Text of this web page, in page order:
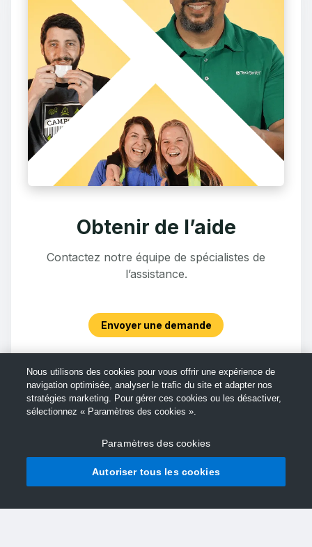
Obtenir de l’aide
Contactez notre équipe de spécialistes de
l’assistance.
Envoyer une demande
Nous utilisons des cookies pour vous offrir une expérience de
navigation optimisée, analyser le trafic du site et adapter nos
stratégies marketing. Pour gérer ces cookies ou les désactiver,
sélectionnez « Paramètres des cookies ».
Paramètres des cookies
Autoriser tous les cookies